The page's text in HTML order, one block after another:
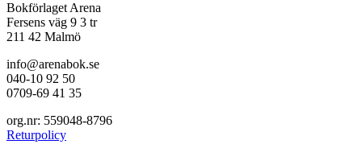
Bokförlaget Arena
Fersens väg 9 3 tr
211 42 Malmö
info@arenabok.se
040-10 92 50
0709-69 41 35
org.nr: 559048-8796
Returpolicy